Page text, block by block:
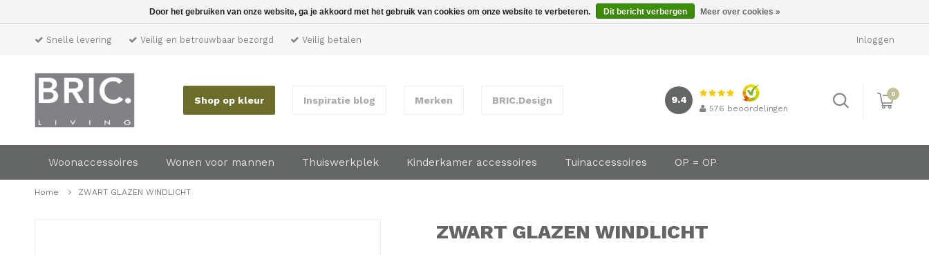
Snelle levering Veilig en betrouwbaar bezorgd Veilig betalen Inloggen
Shop op kleur Inspiratie blog Merken BRIC.Design 9.4
576 beoordelingen
0
Woonaccessoires Wonen voor mannen Thuiswerkplek Kinderkamer accessoires Tuinaccessoires OP = OP
Home ZWART GLAZEN WINDLICHT
ZWART GLAZEN WINDLICHT
Door het gebruiken van onze website, ga je akkoord met het gebruik van cookies om onze website te verbeteren. Dit bericht verbergen Meer over cookies »